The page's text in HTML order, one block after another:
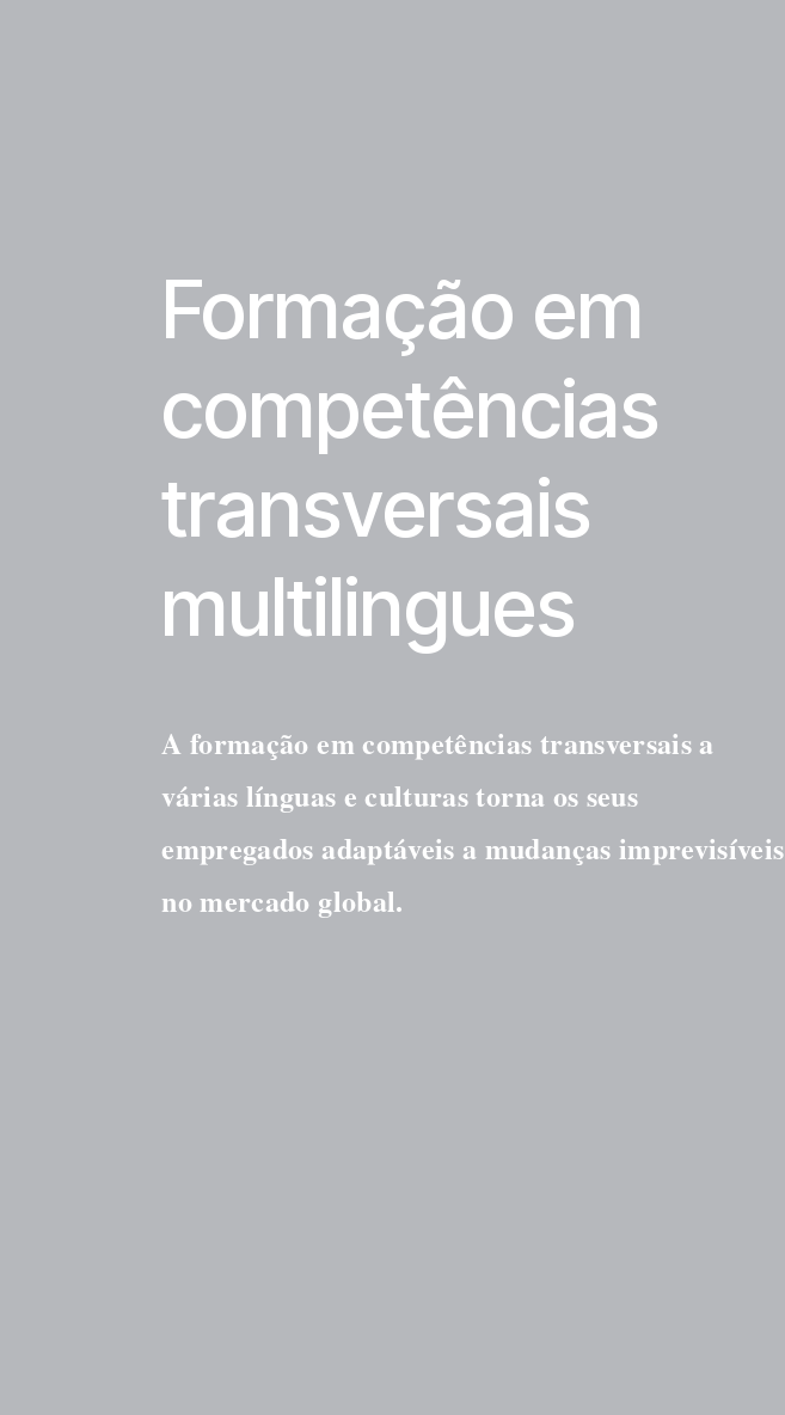
Formação em
competências
transversais
multilingues
A formação em competências transversais a
várias línguas e culturas torna os seus
empregados adaptáveis a mudanças imprevisíveis
no mercado global.